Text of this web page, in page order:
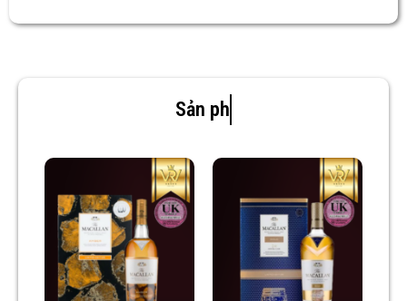
Sản phẩm mới